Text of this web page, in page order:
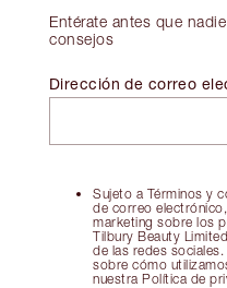
Entérate antes que
consejos
Sujeto a Términos y
de correo
marketing sobre los
Tilbury Beauty
de las redes
sobre cómo
nuestra Política de
Dirección de correo